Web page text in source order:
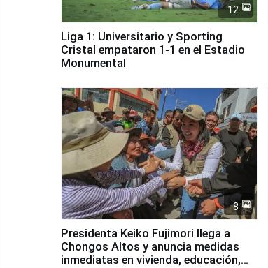
12
Liga 1: Universitario y Sporting
Cristal empataron 1-1 en el Estadio
Monumental
8
Presidenta Keiko Fujimori llega a
Chongos Altos y anuncia medidas
inmediatas en vivienda, educación,